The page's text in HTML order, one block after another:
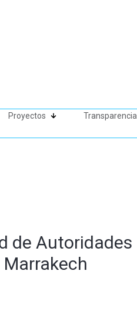
Proyectos Transparencia
de Autoridades